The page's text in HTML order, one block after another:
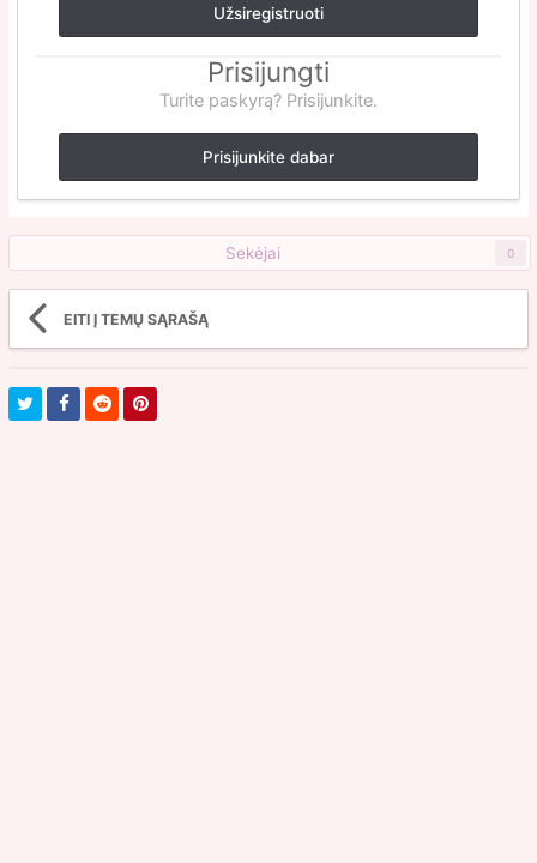
Užsiregistruoti
Prisijungti
Turite paskyrą? Prisijunkite.
Prisijunkite dabar
Sekėjai 0
EITI Į TEMŲ SĄRAŠĄ